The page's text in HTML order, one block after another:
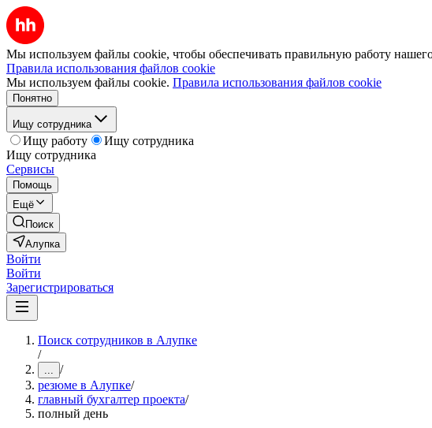
Мы используем файлы cookie, чтобы обеспечивать правильную работу нашего
Правила использования файлов cookie
Мы используем файлы cookie. Правила использования файлов cookie
Понятно
Ищу сотрудника
Ищу работу
Ищу сотрудника
Ищу сотрудника
Сервисы
Помощь
Ещё
Поиск
Алупка
Войти
Войти
Зарегистрироваться
Поиск сотрудников в Алупке
/
... /
резюме в Алупке/
главный бухгалтер проекта/
полный день